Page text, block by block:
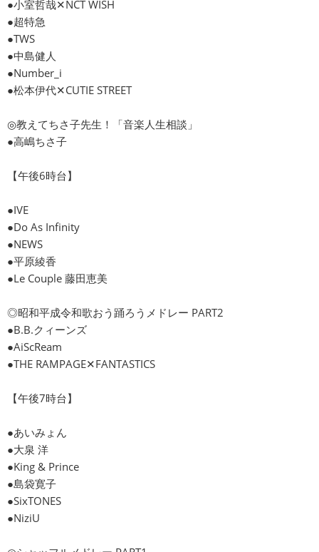
●小室哲哉✕NCT WISH
●超特急
●TWS
●中島健人
●Number_i
●松本伊代✕CUTIE STREET
◎教えてちさ子先生！「音楽人生相談」
●高嶋ちさ子
【午後6時台】
●IVE
●Do As Infinity
●NEWS
●平原綾香
●Le Couple 藤田恵美
◎昭和平成令和歌おう踊ろうメドレー PART2
●B.B.クィーンズ
●AiScReam
●THE RAMPAGE✕FANTASTICS
【午後7時台】
●あいみょん
●大泉 洋
●King & Prince
●島袋寛子
●SixTONES
●NiziU